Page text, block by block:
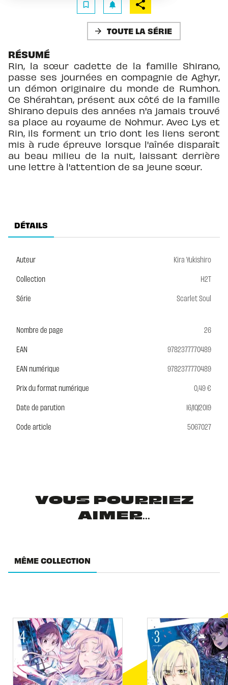
bookmark_border notifications
arrow_forward TOUTE LA SÉRIE
RÉSUMÉ
Rin, la sœur cadette de la famille Shirano,
passe ses journées en compagnie de Aghyr,
un démon originaire du monde de Rumhon.
Ce Shérahtan, présent aux côté de la famille
Shirano depuis des années n'a jamais trouvé
sa place au royaume de Nohmur. Avec Lys et
Rin, ils forment un trio dont les liens seront
mis à rude épreuve lorsque l'aînée disparaît
au beau milieu de la nuit, laissant derrière
une lettre à l'attention de sa jeune sœur.
DÉTAILS
Auteur
Kira Yukishiro
Collection
H2T
Série
Scarlet Soul
Nombre de page
26
EAN
9782377770489
EAN numérique
9782377770489
Prix du format numérique
0,49 €
Date de parution
16/10/2019
Code article
5067027
VOUS POURRIEZ
AIMER...
MÊME COLLECTION